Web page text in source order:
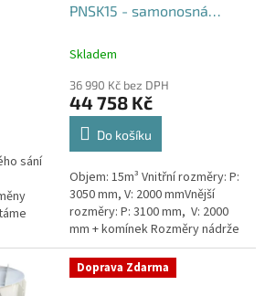
sání
PNSK15 - samonosná
Skladem
36 990 Kč bez DPH
44 758 Kč
Do košíku
Objem: 15m³ Vnitřní rozměry: P:
3050 mm, V: 2000 mmVnější
rozměry: P: 3100 mm, V: 2000
mm + komínek Rozměry nádrže
možno jakkoliv upravit -
vyrobíme nádrž na míru!Nádrž...
Doprava Zdarma